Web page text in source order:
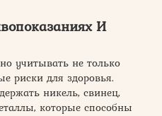
И
учитывать не только
риски для здоровья.
никель, свинец,
которые способны